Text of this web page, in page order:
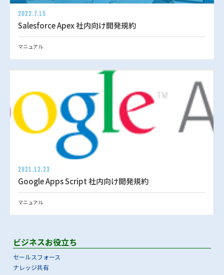
2022.7.15
Salesforce Apex 社内向け開発規約
マニュアル
2021.12.23
Google Apps Script 社内向け開発規約
マニュアル
ビジネスお役立ち
セールスフォース
ナレッジ共有